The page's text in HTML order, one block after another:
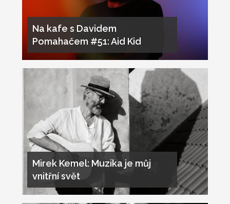
Na kafe s Davidem
Pomahačem #51: Aid Kid
Mirek Kemel: Muzika je můj
vnitřní svět